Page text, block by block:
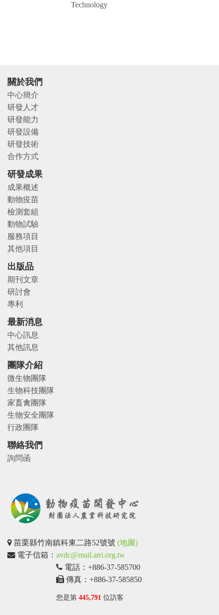
Technology
關於我們
中心簡介
研發人才
研發能力
研發設備
研發技術
合作方式
研發成果
成果概述
動物疫苗
檢測套組
動物試驗
服務項目
其他項目
出版品
期刊文章
研討會
專利
最新消息
中心訊息
其他訊息
團隊介紹
微生物團隊
生物科技團隊
家畜禽團隊
生物安全團隊
行政團隊
聯絡我們
詢問函
苗栗縣竹南鎮科東二路52號號 (地圖)
電子信箱： avdc@mail.atri.org.tw
電話：+886-37-585700
傳真：+886-37-585850
您是第 445,791 位訪客